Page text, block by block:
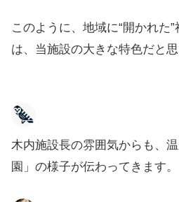
このように、地域に“開かれた
は、当施設の大きな特色だと思
木内施設長の雰囲気からも、
園」の様子が伝わってきます。